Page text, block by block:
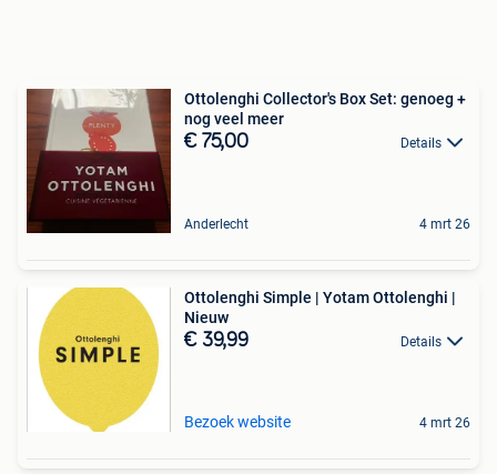
Ottolenghi Collector's Box Set: genoeg +
nog veel meer
€ 75,00 Details
Anderlecht 4 mrt 26
Ottolenghi Simple | Yotam Ottolenghi |
Nieuw
€ 39,99 Details
Bezoek website 4 mrt 26